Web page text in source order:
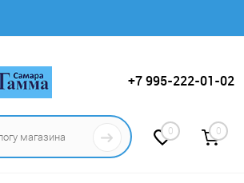
+7 995-222-01-02
0 0